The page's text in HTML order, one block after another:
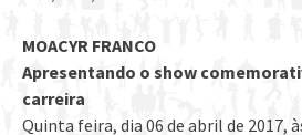
MOACYR FRANCO
Apresentando o show
carreira
Quinta feira, dia 06 de abril de 2017,